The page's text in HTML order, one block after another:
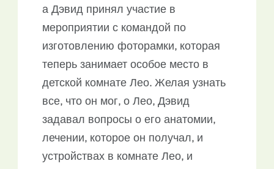
а Дэвид принял участие в
мероприятии с командой по
изготовлению фоторамки, которая
теперь занимает особое место в
детской комнате Лео. Желая узнать
все, что он мог, о Лео, Дэвид
задавал вопросы о его анатомии,
лечении, которое он получал, и
устройствах в комнате Лео, и